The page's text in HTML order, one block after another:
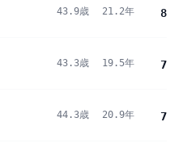
43.9歳 21.2年 808
43.3歳 19.5年 784
44.3歳 20.9年 774